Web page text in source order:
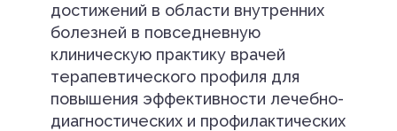
достижений в области внутренних
болезней в повседневную
клиническую практику врачей
терапевтического профиля для
повышения эффективности лечебно-
диагностических и профилактических